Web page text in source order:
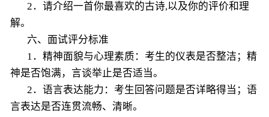
2．请介绍一首你最喜欢的古诗,以及你的评价和理
解。
六、面试评分标准
1．精神面貌与心理素质：考生的仪表是否整洁；精
神是否饱满，言谈举止是否适当。
2．语言表达能力：考生回答问题是否详略得当；语
言表达是否连贯流畅、清晰。